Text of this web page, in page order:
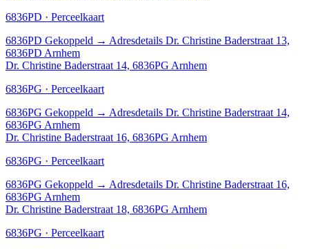
6836PD · Perceelkaart
6836PD Gekoppeld → Adresdetails Dr. Christine Baderstraat 13,
6836PD Arnhem
Dr. Christine Baderstraat 14, 6836PG Arnhem
6836PG · Perceelkaart
6836PG Gekoppeld → Adresdetails Dr. Christine Baderstraat 14,
6836PG Arnhem
Dr. Christine Baderstraat 16, 6836PG Arnhem
6836PG · Perceelkaart
6836PG Gekoppeld → Adresdetails Dr. Christine Baderstraat 16,
6836PG Arnhem
Dr. Christine Baderstraat 18, 6836PG Arnhem
6836PG · Perceelkaart